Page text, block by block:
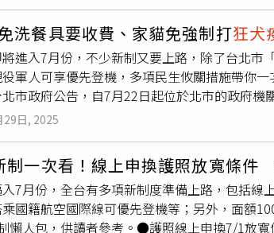
完成規範的5針疫苗程序是避免感染的關鍵。截
費用，家屬則要求正式協議保障後續醫療及可
罰3萬！害我很後悔打晶片，我家固定打
尤其是貓咪，對身體好像很傷」、「換言之
率應該比發票中一萬塊還要低，帶原者明明
月齡起，每年須接種一次狂犬病疫苗，若未
。不過有飼主質疑，疫苗可能導致嚴重過敏或
檢疫署署長徐榮彬先前已宣布，自2025年7月
提籃、推車或運輸籠的家貓，可免除強制接種
洗餐具要收費、家貓免強制打狂犬
進入7月份，不少新制又要上路，除了台北
軍人可享優先登機，多項民生攸關措施帶你
市政府公告，自7月22日起位於北市的政府
提供一次性餐盒、碗、筷子及湯匙，每項收
，自7月1日起「有條件式線上申換護照」措施
所餘效期不足6個月且未遺失者；換發護照時
優先登機交通部表示，為表達對國軍長期守護
信、及立榮等6家國籍航空公司的國際航班
」可停留14天菲律賓駐台代表處馬尼拉經濟
29日, 2025
制一次看！線上申換護照放寬條件
7月份，全台有多項新制度準備上路，包括線
國籍航空國際線可優先登機等；另外，面額
懶人包，供讀者參考。●護照線上申換7/1放